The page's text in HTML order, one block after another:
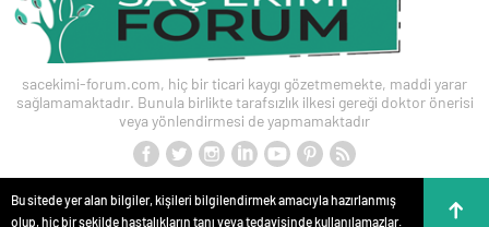
sacekimi-forum.com, hiç bir ticari kaygı gözetmemekte, maddi yarar
sağlamamaktadır. Bunula birlikte tarafsızlık ilkesi gereği doktor önerisi
veya yönlendirmesi de yapmamaktadır
Bu sitede yer alan bilgiler, kişileri bilgilendirmek amacıyla hazırlanmış
olup, hiç bir şekilde hastalıkların tanı veya tedavisinde kullanılamazlar.